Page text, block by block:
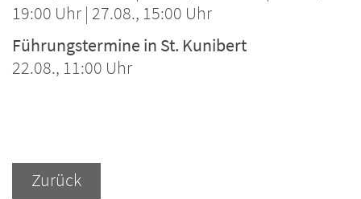
19:00 Uhr | 27.08., 15:00 Uhr
Führungstermine in St. Kunibert
22.08., 11:00 Uhr
Zurück